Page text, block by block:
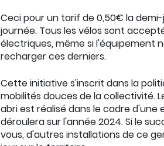
Ceci pour un tarif de 0,50€ la
journée. Tous les vélos sont
électriques, même si l'équipement
recharger ces derniers.
Cette initiative s'inscrit dans la
mobilités douces de la collectivité.
abri est réalisé dans le cadre d'une
déroulera sur l'année 2024. Si le
vous, d'autres installations de ce